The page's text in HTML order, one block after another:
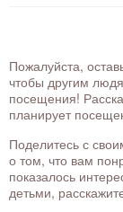
Пожалуйста,
чтобы другим
посещения!
планирует
Поделитесь с
о том, что вам
показалось
детьми,